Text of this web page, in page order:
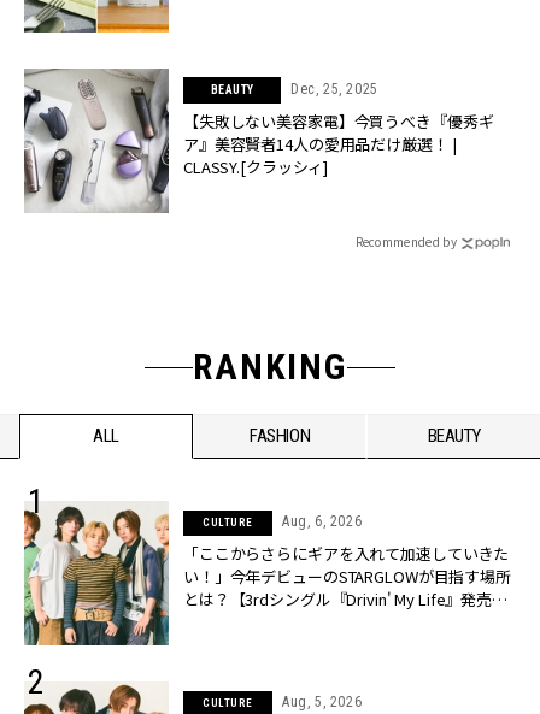
BEAUTY Dec, 25, 2025
【失敗しない美容家電】今買うべき『優秀ギ
ア』美容賢者14人の愛用品だけ厳選！ |
CLASSY.[クラッシィ]
Recommended by
RANKING
ALL FASHION BEAUTY
CULTURE Aug, 6, 2026
「ここからさらにギアを入れて加速していきた
い！」今年デビューのSTARGLOWが目指す場所
とは？【3rdシングル『Drivin' My Life』発売】 |
CULTURE Aug, 5, 2026